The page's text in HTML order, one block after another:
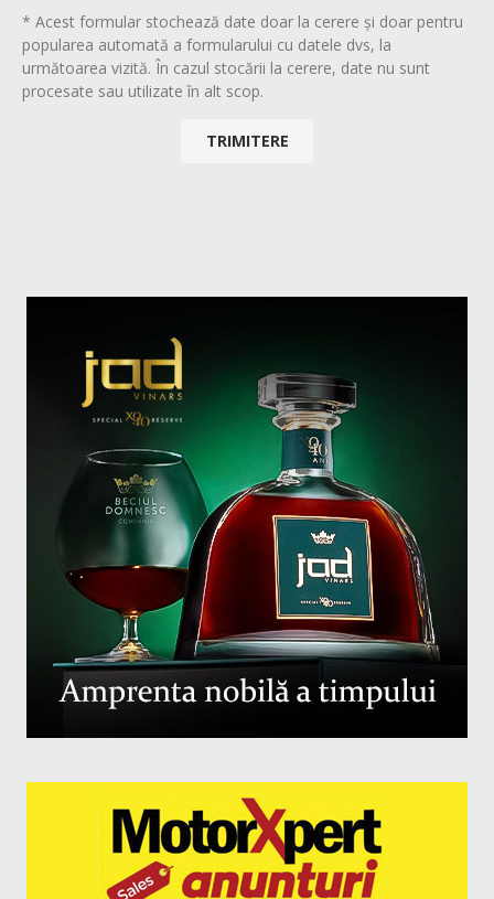
* Acest formular stochează date doar la cerere și doar pentru
popularea automată a formularului cu datele dvs, la
următoarea vizită. În cazul stocării la cerere, date nu sunt
procesate sau utilizate în alt scop.